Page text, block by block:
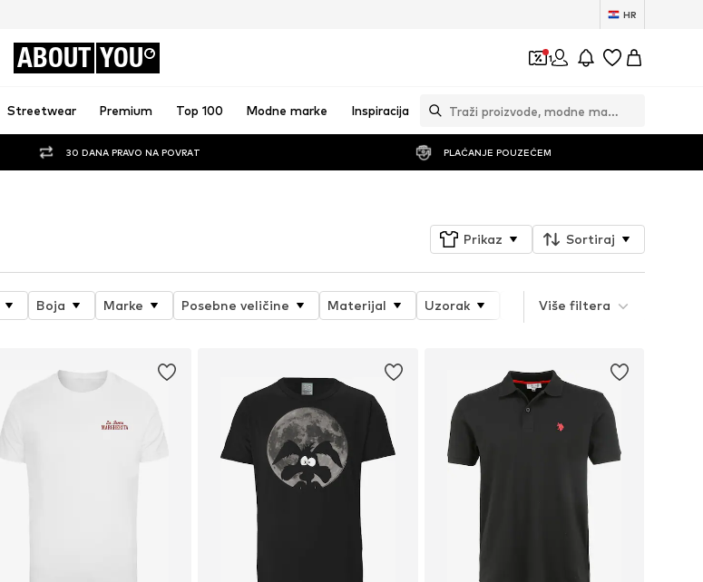
HR
ABOUT YOU 1
Streetwear Premium Top 100 Modne marke Inspiracija
30 DANA PRAVO NA POVRAT PLAĆANJE POUZEĆEM
Prikaz Sortiraj
Boja Marke Posebne veličine Materijal Uzorak Svojstva proizvoda
Više filtera